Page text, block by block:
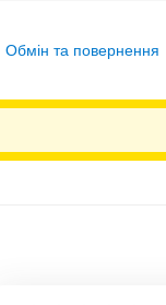
Обмін та повернення